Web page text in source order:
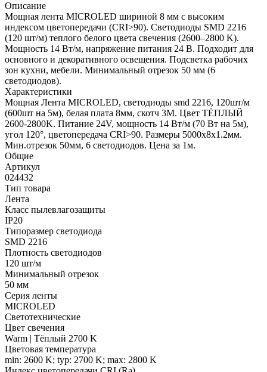
Описание
Мощная лента MICROLED шириной 8 мм с высоким
индексом цветопередачи (CRI>90). Светодиоды SMD 2216
(120 шт/м) теплого белого цвета свечения (2600–2800 K).
Мощность 14 Вт/м, напряжение питания 24 В. Подходит для
основного и декоративного освещения. Подсветка рабочих
зон кухни, мебели. Минимальный отрезок 50 мм (6
светодиодов).
Характеристики
Мощная Лента MICROLED, светодиоды smd 2216, 120шт/м
(600шт на 5м), белая плата 8мм, скотч 3М. Цвет ТЁПЛЫЙ
2600-2800K. Питание 24V, мощность 14 Вт/м (70 Вт на 5м),
угол 120°, цветопередача CRI>90. Размеры 5000х8х1.2мм.
Мин.отрезок 50мм, 6 светодиодов. Цена за 1м.
Общие
Артикул
024432
Тип товара
Лента
Класс пылевлагозащиты
IP20
Типоразмер светодиода
SMD 2216
Плотность светодиодов
120 шт/м
Минимальный отрезок
50 мм
Серия ленты
MICROLED
Светотехнические
Цвет свечения
Warm | Тёплый 2700 K
Цветовая температура
min: 2600 K; typ: 2700 K; max: 2800 K